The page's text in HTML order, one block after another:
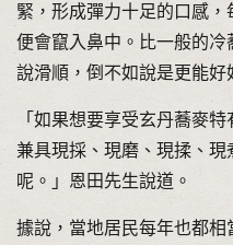
緊，形成彈力十足的口感
便會竄入鼻中。比一般的
說滑順，倒不如說是更能好
「如果想要享受玄丹蕎麥
兼具現採、現磨、現揉、現
呢。」恩田先生說道。
據說，當地居民每年也都